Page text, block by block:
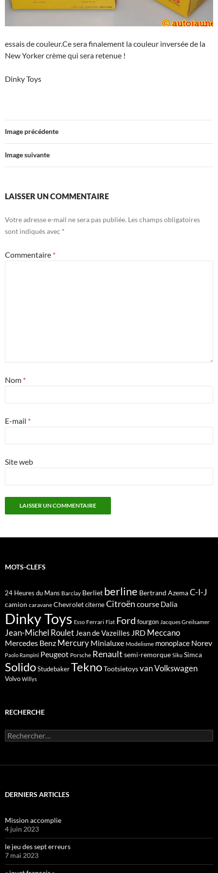
essais de couleur.Ce sera finalement la couleur inversée de la
New Yorker crème qui sera retenue !
Dinky Toys
Image précédente
Image suivante
LAISSER UN COMMENTAIRE
Votre adresse e-mail ne sera pas publiée. Les champs obligatoires
sont indiqués avec *
Commentaire *
Nom *
E-mail *
Site web
MOTS-CLEFS
24 Heures du Mans Barclay Berliet berline Bertrand AzemaC-I-J
camion caravane ChevroletciterneCitroën course Dalia
Dinky Toys Esso Ferrari Fiat Ford fourgon Jacques Greilsamer
Jean-Michel Roulet Jean de Vazeilles JRD Meccano
Mercedes Benz Mercury Minialuxe Modelisme monoplace Norev
Paolo Rampini Peugeot Porsche Renault semi-remorque Siku Simca
SolidoStudebakerTeknoTootsietoysvanVolkswagen
Volvo Willys
RECHERCHE
Rechercher :
DERNIERS ARTICLES
Mission accomplie
4 juin 2023
le jeu des sept erreurs
7 mai 2023